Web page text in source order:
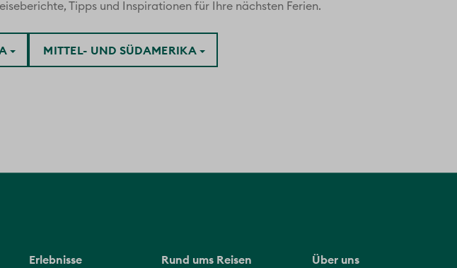
Tipps und Inspirationen für Ihre nächsten Ferien.
MITTEL- UND SÜDAMERIKA
Erlebnisse Rund ums Reisen Über uns